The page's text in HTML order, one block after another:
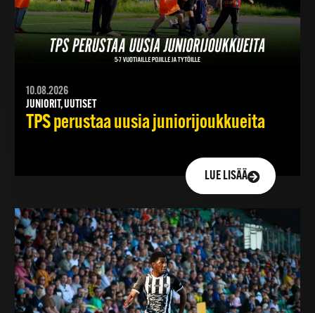
10.08.2026
JUNIORIT, UUTISET
TPS perustaa uusia juniorijoukkueita
LUE LISÄÄ